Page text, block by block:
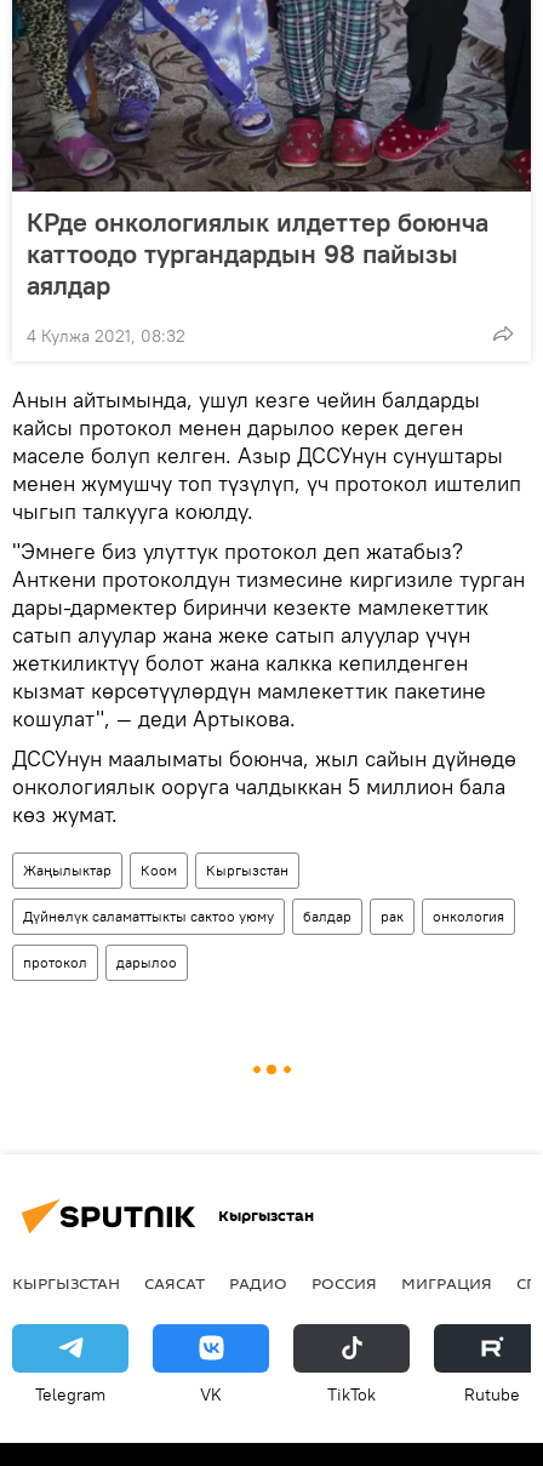
КРде онкологиялык илдеттер боюнча
каттоодо тургандардын 98 пайызы
аялдар
4 Кулжа 2021, 08:32
Анын айтымында, ушул кезге чейин балдарды
кайсы протокол менен дарылоо керек деген
маселе болуп келген. Азыр ДССУнун сунуштары
менен жумушчу топ түзүлүп, үч протокол иштелип
чыгып талкууга коюлду.
"Эмнеге биз улуттук протокол деп жатабыз?
Анткени протоколдун тизмесине киргизиле турган
дары-дармектер биринчи кезекте мамлекеттик
сатып алуулар жана жеке сатып алуулар үчүн
жеткиликтүү болот жана калкка кепилденген
кызмат көрсөтүүлөрдүн мамлекеттик пакетине
кошулат", — деди Артыкова.
ДССУнун маалыматы боюнча, жыл сайын дүйнөдө
онкологиялык ооруга чалдыккан 5 миллион бала
көз жумат.
Жаңылыктар Коом Кыргызстан
Дүйнөлүк саламаттыкты сактоо уюму балдар рак онкология
протокол дарылоо
Кыргызстан
КЫРГЫЗСТАН САЯСАТ РАДИО РОССИЯ МИГРАЦИЯ
Telegram VK ТikТоk Rutube